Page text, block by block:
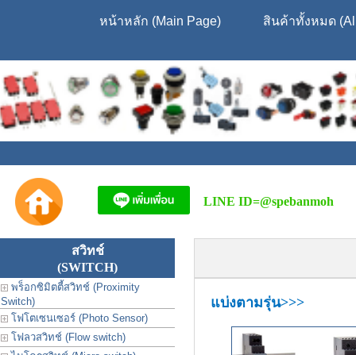
หน้าหลัก (Main Page) สินค้าทั้งหมด
LINE ID=@spebanmoh
สวิทช์
(SWITCH)
พร็อกซิมิตตี้สวิทช์ (Proximity
Switch)
โฟโตเซนเซอร์ (Photo Sensor)
โฟลวสวิทช์ (Flow switch)
แบ่งตามรุ่น>>>